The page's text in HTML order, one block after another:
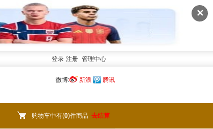
✕
登录 注册 管理中心
微博: 新浪 腾讯
购物车中有(0)件商品 去结算